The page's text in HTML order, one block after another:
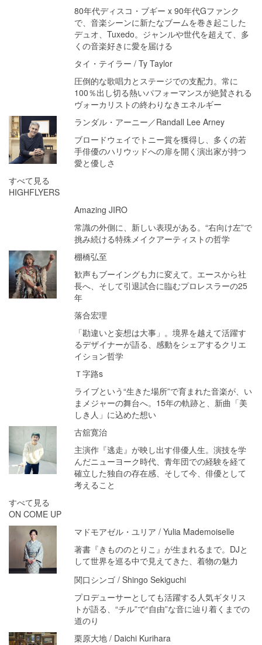
80年代ディスコ・ブギー x 90年代Gファンク
で、音楽シーンに新たなブームを巻き起こした
デュオ、Tuxedo。ジャンルや世代を超えて、多
くの音楽好きに愛を届ける
タイ・テイラー / Ty Taylor
圧倒的な歌唱力とステージでの支配力。常に
100％出し切る熱いパフォーマンスが絶賛される
ヴォーカリストの終わりなきエネルギー
ランダル・アーニー／Randall Lee Arney
ブロードウェイでトニー賞を獲得し、多くの若
手俳優のハリウッドへの扉を開く演出家が持つ
愛と優しさ
すべて見る
HIGHFLYERS
Amazing JIRO
常識の外側に、新しい表現がある。“右向け左”で
挑み続ける特殊メイクアーティストの哲学
棚橋弘至
歓声もブーイングも力に変えて。エースから社
長へ、そして引退試合に臨むプロレスラーの25
年
落合宏理
「勘違いと妄想は大事」。境界を越えて活躍す
るデザイナーが語る、感動をシェアするクリエ
イション哲学
Ｔ字路s
ライブという“生きた場所”で育まれた音楽が、い
まメジャーの舞台へ。15年の軌跡と、新曲「美
しき人」に込めた想い
古舘寛治
主演作『逃走』が映し出す俳優人生。演技を学
んだニューヨーク時代、青年団での経験を経て
確立した独自の存在感、そして今、俳優として
考えること
すべて見る
ON COME UP
マドモアゼル・ユリア / Yulia Mademoiselle
著書『きもののとりこ』が生まれるまで。DJと
して世界を巡る中で見えてきた、着物の魅力
関口シンゴ / Shingo Sekiguchi
プロデューサーとしても活躍する人気ギタリス
トが語る、“チル”で“自由”な音に辿り着くまでの
道のり
栗原大地 / Daichi Kurihara